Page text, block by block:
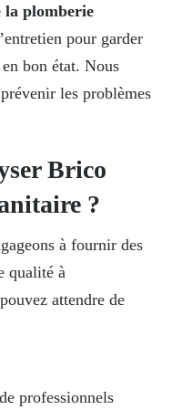
la plomberie
pour garder
bon état. Nous
les problèmes
Brico
?
à fournir des
qualité à
attendre de
professionnels